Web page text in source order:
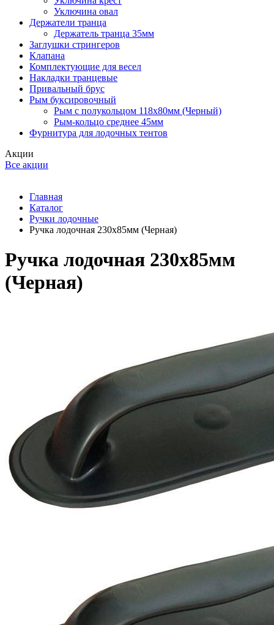
Уключина овал
Держатели транца
Держатель транца 35мм
Заглушки стрингеров
Клапана
Комплектующие для весел
Накладки транцевые
Привальный брус
Рым буксировочный
Рым с полукольцом 118х80мм (Черный)
Рым-кольцо среднее 45мм
Фурнитура для лодочных тентов
Акции
Все акции
Главная
Каталог
Ручки лодочные
Ручка лодочная 230х85мм (Черная)
Ручка лодочная 230х85мм
(Черная)